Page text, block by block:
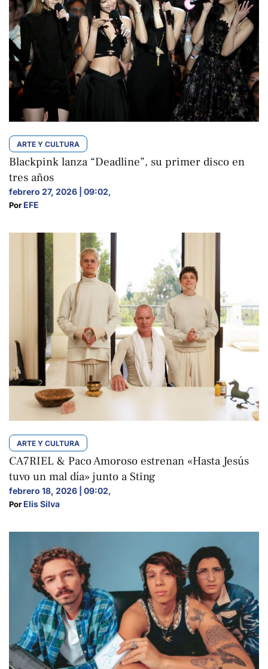
ARTE Y CULTURA
Blackpink lanza “Deadline”, su primer disco en
tres años
febrero 27, 2026 | 09:02,
Por EFE
ARTE Y CULTURA
CA7RIEL & Paco Amoroso estrenan «Hasta Jesús
tuvo un mal día» junto a Sting
febrero 18, 2026 | 09:02,
Por Elis Silva